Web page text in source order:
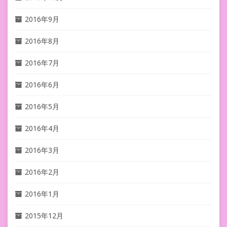
2016年9月
2016年8月
2016年7月
2016年6月
2016年5月
2016年4月
2016年3月
2016年2月
2016年1月
2015年12月